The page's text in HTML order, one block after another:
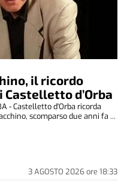
il ricordo
Castelletto d’Orba
3 AGOSTO 2026ore 18:33
- Castelletto d'Orba ricorda
scomparso due anni fa ...